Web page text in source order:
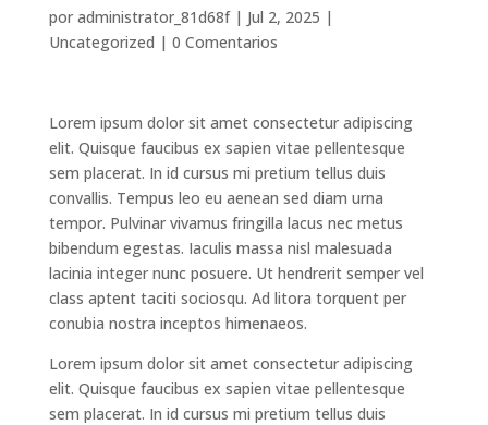
por administrator_81d68f| Jul 2, 2025 |
Uncategorized | 0 Comentarios
Lorem ipsum dolor sit amet consectetur adipiscing
elit. Quisque faucibus ex sapien vitae pellentesque
sem placerat. In id cursus mi pretium tellus duis
convallis. Tempus leo eu aenean sed diam urna
tempor. Pulvinar vivamus fringilla lacus nec metus
bibendum egestas. Iaculis massa nisl malesuada
lacinia integer nunc posuere. Ut hendrerit semper vel
class aptent taciti sociosqu. Ad litora torquent per
conubia nostra inceptos himenaeos.
Lorem ipsum dolor sit amet consectetur adipiscing
elit. Quisque faucibus ex sapien vitae pellentesque
sem placerat. In id cursus mi pretium tellus duis